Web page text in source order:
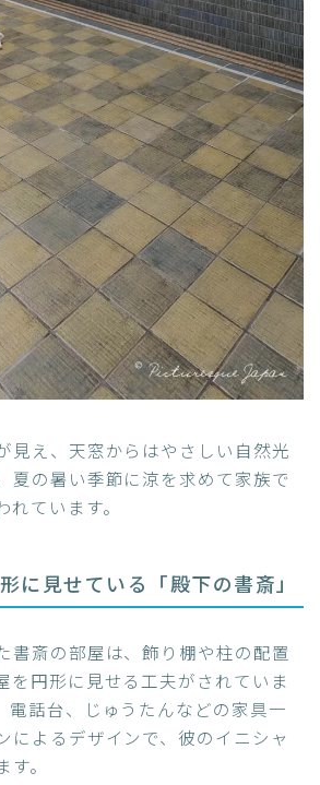
見え、天窓からはやさしい自然光
夏の暑い季節に涼を求めて家族で
ています。
に見せている「殿下の書斎」
書斎の部屋は、飾り棚や柱の配置
を円形に見せる工夫がされていま
電話台、じゅうたんなどの家具一
によるデザインで、彼のイニシャ
。